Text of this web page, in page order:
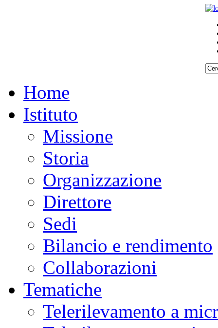
Home
Istituto
Missione
Storia
Organizzazione
Direttore
Sedi
Bilancio e rendimento
Collaborazioni
Tematiche
Telerilevamento a